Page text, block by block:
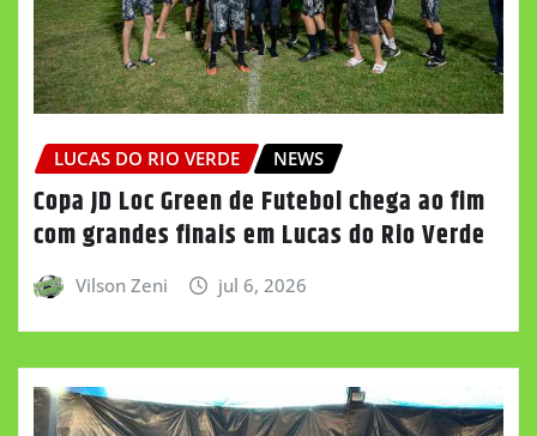
LUCAS DO RIO VERDE NEWS
Copa JD Loc Green de Futebol chega ao fim
com grandes finais em Lucas do Rio Verde
Vilson Zeni jul 6, 2026